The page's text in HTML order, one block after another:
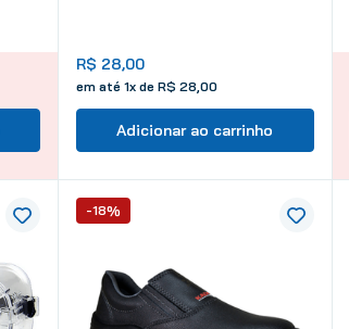
R$ 28,00
em até 1x de R$ 28,00
Adicionar ao carrinho
-18%